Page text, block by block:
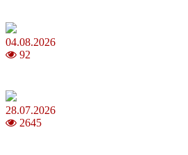
04.08.2026
92
28.07.2026
2645